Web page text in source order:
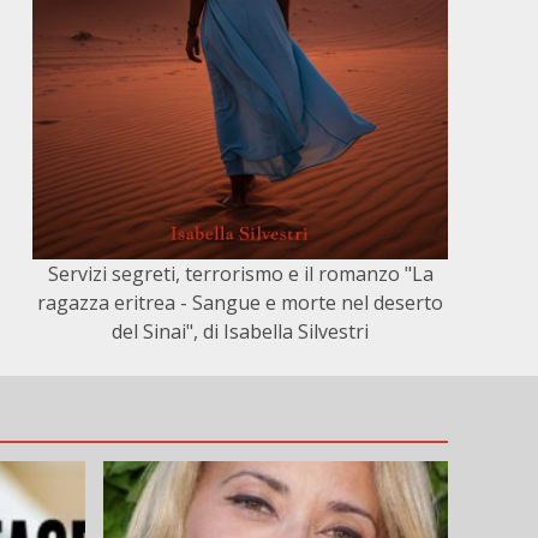
Servizi segreti, terrorismo e il romanzo "La
ragazza eritrea - Sangue e morte nel deserto
del Sinai", di Isabella Silvestri